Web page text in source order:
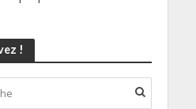
!